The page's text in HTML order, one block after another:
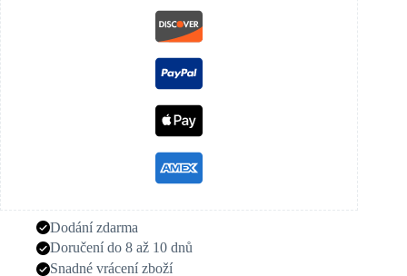
Dodání zdarma
Doručení do 8 až 10 dnů
Snadné vrácení zboží